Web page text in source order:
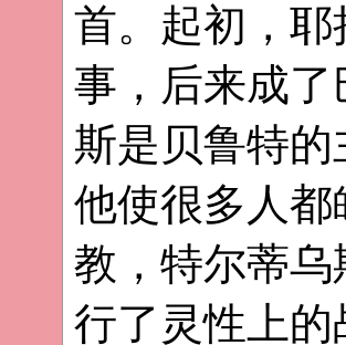
首。起初，
事，后来成
斯是贝鲁特
他使很多人
教，特尔蒂
行了灵性上